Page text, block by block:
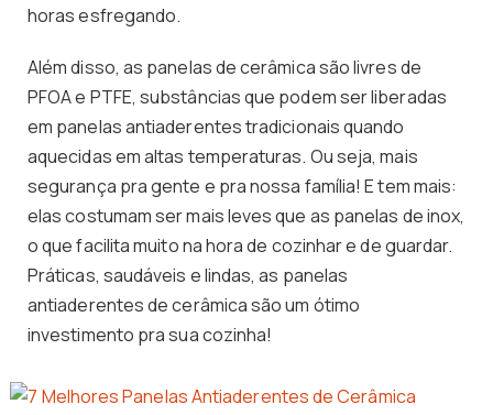
horas esfregando.
Além disso, as panelas de cerâmica são livres de
PFOA e PTFE, substâncias que podem ser liberadas
em panelas antiaderentes tradicionais quando
aquecidas em altas temperaturas. Ou seja, mais
segurança pra gente e pra nossa família! E tem mais:
elas costumam ser mais leves que as panelas de inox,
o que facilita muito na hora de cozinhar e de guardar.
Práticas, saudáveis e lindas, as panelas
antiaderentes de cerâmica são um ótimo
investimento pra sua cozinha!